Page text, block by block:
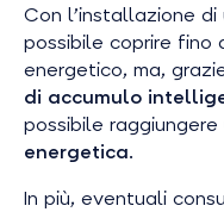
Con l’installazione
possibile coprire fino
energetico, ma,
di accumulo
possibile
energetica.
In più, eventuali